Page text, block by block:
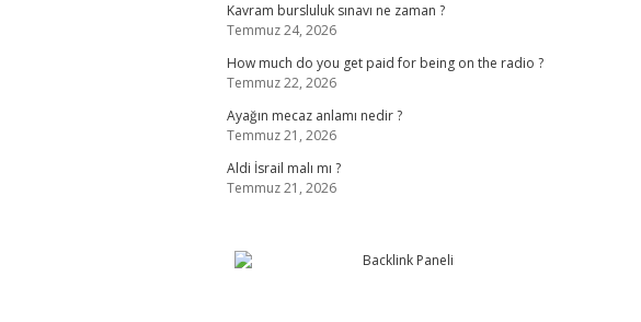
Kavram bursluluk sınavı ne zaman ?
Temmuz 24, 2026
How much do you get paid for being on the radio ?
Temmuz 22, 2026
Ayağın mecaz anlamı nedir ?
Temmuz 21, 2026
Aldi İsrail malı mı ?
Temmuz 21, 2026